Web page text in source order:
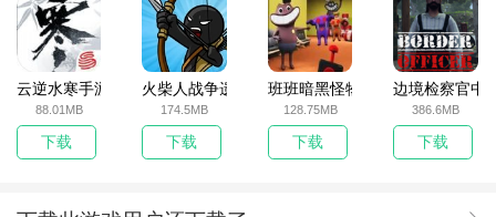
云逆水寒手游
88.01MB
下载
火柴人战争遗产无敌版
174.5MB
下载
班班暗黑怪物生存挑战5
128.75MB
下载
边境检察官中
386.6MB
下载